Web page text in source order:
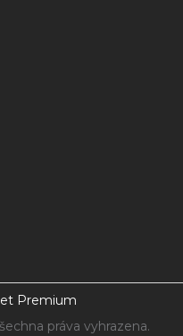
Premium
práva vyhrazena.